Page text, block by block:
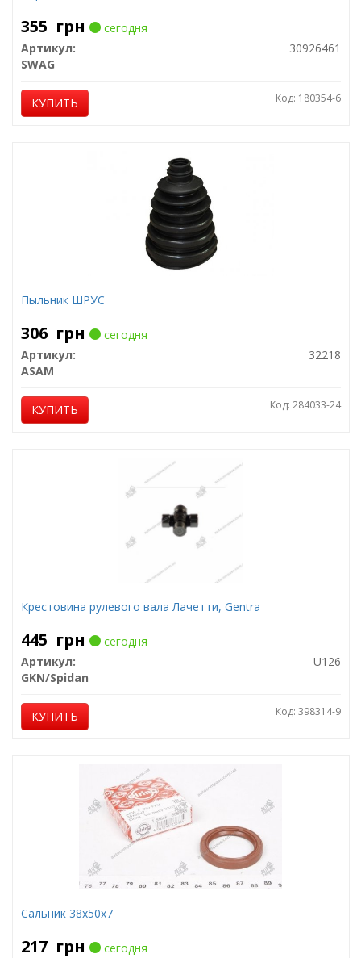
355 грн
сегодня
Артикул:
30926461
SWAG
КУПИТЬ Код: 180354-6
Пыльник ШРУС
306 грн
сегодня
Артикул:
32218
ASAM
КУПИТЬ Код: 284033-24
Крестовина рулевого вала Лачетти, Gentra
445 грн
сегодня
Артикул:
U126
GKN/Spidan
КУПИТЬ Код: 398314-9
Сальник 38х50х7
217 грн
сегодня